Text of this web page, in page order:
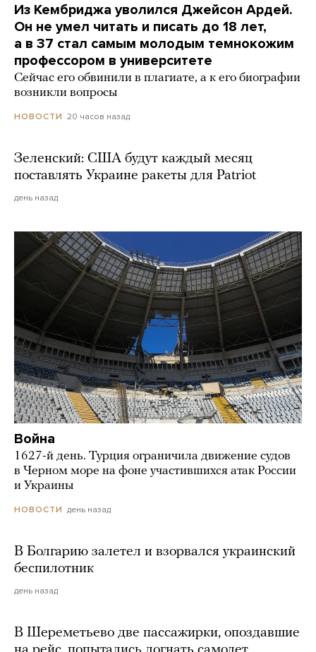
Из Кембриджа уволился Джейсон Ардей.
Он не умел читать и писать до 18 лет,
а в 37 стал самым молодым темнокожим
профессором в университете
Сейчас его обвинили в плагиате, а к его биографии
возникли вопросы
НОВОСТИ 20 часов назад
Зеленский: США будут каждый месяц
поставлять Украине ракеты для Patriot
день назад
Война
1627-й день. Турция ограничила движение судов
в Черном море на фоне участившихся атак России
и Украины
НОВОСТИ день назад
В Болгарию залетел и взорвался украинский
беспилотник
день назад
В Шереметьево две пассажирки, опоздавшие